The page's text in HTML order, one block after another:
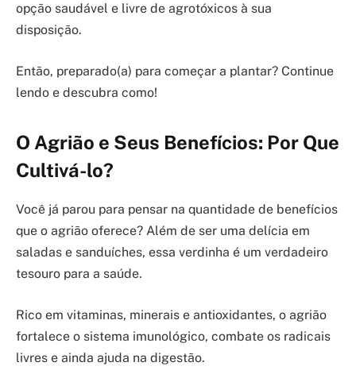
opção saudável e livre de agrotóxicos à sua
disposição.
Então, preparado(a) para começar a plantar? Continue
lendo e descubra como!
O Agrião e Seus Benefícios: Por Que
Cultivá-lo?
Você já parou para pensar na quantidade de benefícios
que o agrião oferece? Além de ser uma delícia em
saladas e sanduíches, essa verdinha é um verdadeiro
tesouro para a saúde.
Rico em vitaminas, minerais e antioxidantes, o agrião
fortalece o sistema imunológico, combate os radicais
livres e ainda ajuda na digestão.